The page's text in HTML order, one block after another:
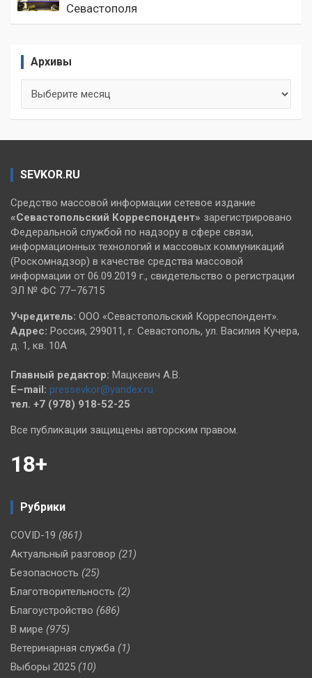
Севастополя
Архивы
SEVKOR.RU
Средство массовой информации сетевое издание
«Севастопольский Корреспондент» зарегистрировано
Федеральной службой по надзору в сфере связи,
информационных технологий и массовых коммуникаций
(Роскомнадзор) в качестве средства массовой
информации от 06.09.2019 г., свидетельство о регистрации
ЭЛ № ФС 77–76715
Учредитель: ООО «Севастопольский Корреспондент».
Адрес: Россия, 299011, г. Севастополь, ул. Василия Кучера,
д. 1, кв. 10А
Главный редактор: Мацкевич А.В.
E–mail: pressevkor@yandex.ru
тел. +7 (978) 918-52-25
Все публикации защищены авторским правом.
18+
Рубрики
COVID-19 (861)
Актуальный разговор (21)
Безопасность (25)
Благотворительность (2)
Благоустройство (686)
В мире (975)
Ветеринарная служба (1)
Выборы 2025 (10)